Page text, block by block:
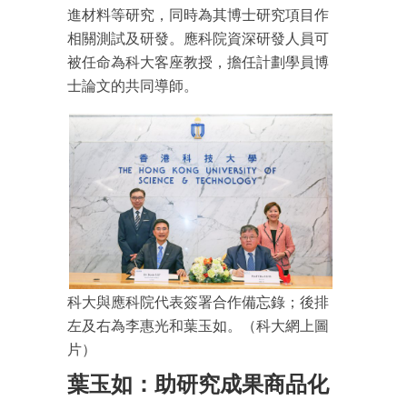
進材料等研究，同時為其博士研究項目作
相關測試及研發。應科院資深研發人員可
被任命為科大客座教授，擔任計劃學員博
士論文的共同導師。
科大與應科院代表簽署合作備忘錄；後排
左及右為李惠光和葉玉如。（科大網上圖
片）
葉玉如：助研究成果商品化